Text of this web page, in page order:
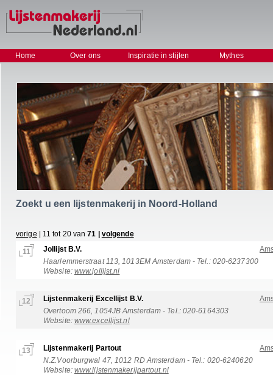
Home Over ons Inspiratie in stijlen Mythes
Zoekt u een lijstenmakerij in Noord-Holland
vorige | 11 tot 20 van71 | volgende
11 Jollijst B.V.
Haarlemmerstraat 113, 1013EM Amsterdam - Tel.: 020-6237300
Website: www.jollijst.nl
12 Lijstenmakerij Excellijst B.V.
Overtoom 266, 1054JB Amsterdam - Tel.: 020-6164303
Website: www.excellijst.nl
13 Lijstenmakerij Partout
N.Z.Voorburgwal 47, 1012 RD Amsterdam - Tel.: 020-6240620
Website: www.lijstenmakerijpartout.nl